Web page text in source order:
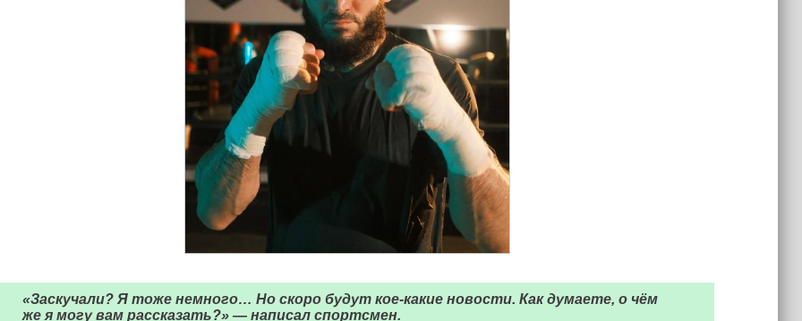
«Заскучали? Я тоже немного… Но скоро будут кое-какие новости. Как думаете, о чём
же я могу вам рассказать?» — написал спортсмен.